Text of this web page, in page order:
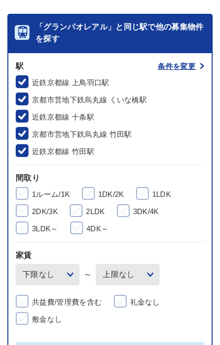
「グランパオレアル」と同じ駅で他の募集物件
を探す
駅
条件を変更
近鉄京都線 上鳥羽口駅
京都市営地下鉄烏丸線 くいな橋駅
近鉄京都線 十条駅
京都市営地下鉄烏丸線 竹田駅
近鉄京都線 竹田駅
間取り
1ルーム/1K
1DK/2K 1LDK
2DK/3K 2LDK 3DK/4K
3LDK～ 4DK～
家賃
～
共益費/管理費を含む 礼金なし
敷金なし